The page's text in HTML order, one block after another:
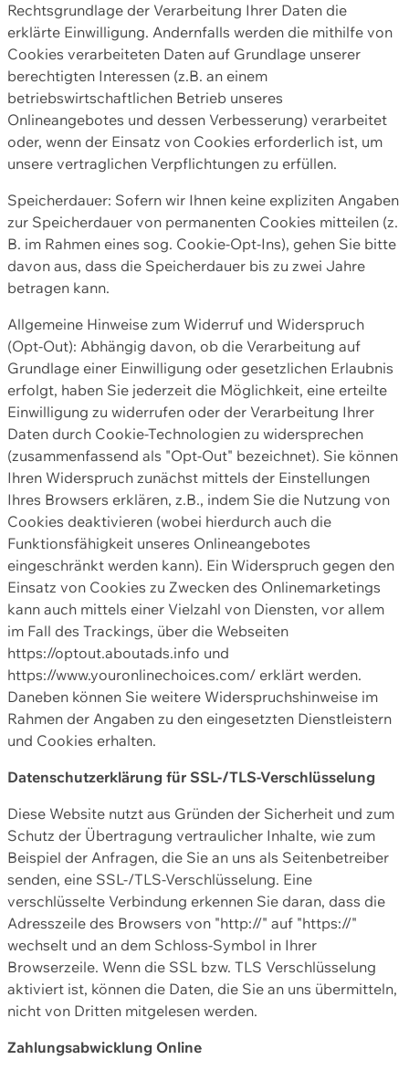
Rechtsgrundlage der Verarbeitung Ihrer Daten die
erklärte Einwilligung. Andernfalls werden die mithilfe von
Cookies verarbeiteten Daten auf Grundlage unserer
berechtigten Interessen (z.B. an einem
betriebswirtschaftlichen Betrieb unseres
Onlineangebotes und dessen Verbesserung) verarbeitet
oder, wenn der Einsatz von Cookies erforderlich ist, um
unsere vertraglichen Verpflichtungen zu erfüllen.
Speicherdauer: Sofern wir Ihnen keine expliziten Angaben
zur Speicherdauer von permanenten Cookies mitteilen (z.
B. im Rahmen eines sog. Cookie-Opt-Ins), gehen Sie bitte
davon aus, dass die Speicherdauer bis zu zwei Jahre
betragen kann.
Allgemeine Hinweise zum Widerruf und Widerspruch
(Opt-Out): Abhängig davon, ob die Verarbeitung auf
Grundlage einer Einwilligung oder gesetzlichen Erlaubnis
erfolgt, haben Sie jederzeit die Möglichkeit, eine erteilte
Einwilligung zu widerrufen oder der Verarbeitung Ihrer
Daten durch Cookie-Technologien zu widersprechen
(zusammenfassend als "Opt-Out" bezeichnet). Sie können
Ihren Widerspruch zunächst mittels der Einstellungen
Ihres Browsers erklären, z.B., indem Sie die Nutzung von
Cookies deaktivieren (wobei hierdurch auch die
Funktionsfähigkeit unseres Onlineangebotes
eingeschränkt werden kann). Ein Widerspruch gegen den
Einsatz von Cookies zu Zwecken des Onlinemarketings
kann auch mittels einer Vielzahl von Diensten, vor allem
im Fall des Trackings, über die Webseiten
https://optout.aboutads.info und
https://www.youronlinechoices.com/ erklärt werden.
Daneben können Sie weitere Widerspruchshinweise im
Rahmen der Angaben zu den eingesetzten Dienstleistern
und Cookies erhalten.
Datenschutzerklärung für SSL-/TLS-Verschlüsselung
Diese Website nutzt aus Gründen der Sicherheit und zum
Schutz der Übertragung vertraulicher Inhalte, wie zum
Beispiel der Anfragen, die Sie an uns als Seitenbetreiber
senden, eine SSL-/TLS-Verschlüsselung. Eine
verschlüsselte Verbindung erkennen Sie daran, dass die
Adresszeile des Browsers von "http://" auf "https://"
wechselt und an dem Schloss-Symbol in Ihrer
Browserzeile. Wenn die SSL bzw. TLS Verschlüsselung
aktiviert ist, können die Daten, die Sie an uns übermitteln,
nicht von Dritten mitgelesen werden.
Zahlungsabwicklung Online